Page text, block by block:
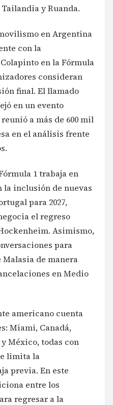
y Ruanda.
en Argentina
con la
en la Fórmula
consideran
final. El llamado
en un evento
a más de 600 mil
en el análisis frente
1 trabaja en
la inclusión de nuevas
para 2027,
el regreso
Asimismo,
para
Malasia de manera
en Medio
americano cuenta
Miami, Canadá,
México, todas con
limita la
previa. En este
entre los
regresar a la